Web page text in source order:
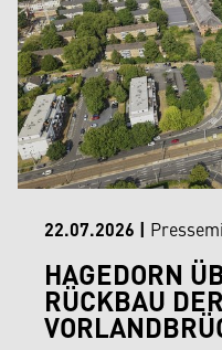
22.07.2026 |
HAGEDORN
RÜCKBAU